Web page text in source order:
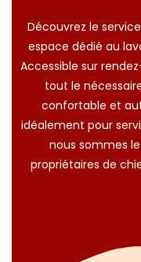
Découvrez le
espace dédié au
Accessible sur
tout le
confortable et
idéalement pour
nous sommes
propriétaires de